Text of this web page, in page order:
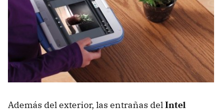
Además del exterior, las entrañas delIntel